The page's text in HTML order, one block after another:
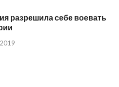
разрешила себе воевать